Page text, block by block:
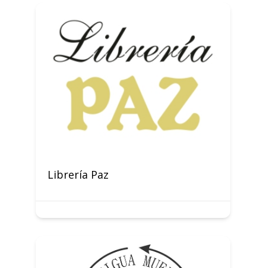
Librería Paz